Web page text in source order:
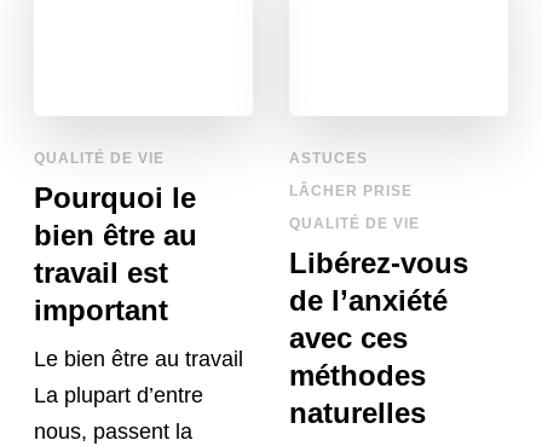
QUALITÉ DE VIE
Pourquoi le
bien être au
travail est
important
Le bien être au travail
La plupart d’entre
nous, passent la
ASTUCES
LÂCHER PRISE
QUALITÉ DE VIE
Libérez-vous
de l’anxiété
avec ces
méthodes
naturelles